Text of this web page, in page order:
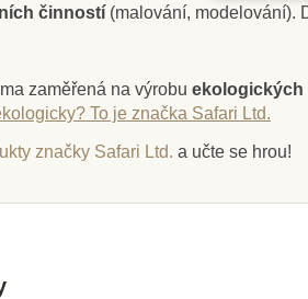
Safari Ltd. Figurka -
249 Kč277 Kč
činností (malování, modelování).
zaměřená na výrobu ekologických
To je značka Safari Ltd.
značky Safari Ltd. a učte se hrou!